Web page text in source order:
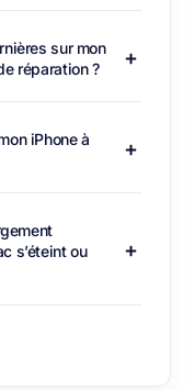
sur mon
réparation ?
iPhone à
s’éteint ou